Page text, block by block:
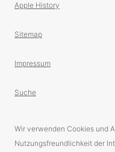
Apple History
Sitemap
Impressum
Suche
Wir verwenden Cookies und
Nutzungsfreundlichkeit der